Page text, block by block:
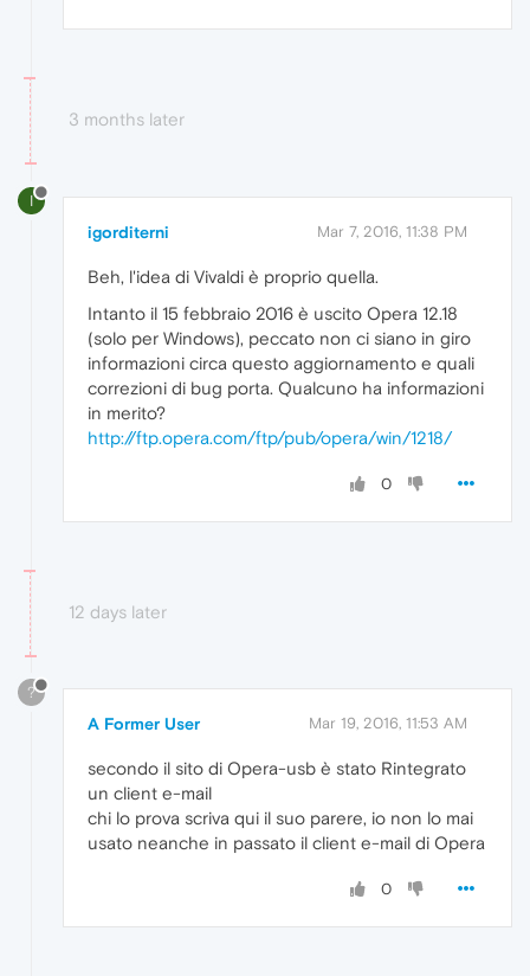
3 months later
I
igorditerni Mar 7, 2016, 11:38 PM
Beh, l'idea di Vivaldi è proprio quella.
Intanto il 15 febbraio 2016 è uscito Opera 12.18
(solo per Windows), peccato non ci siano in giro
informazioni circa questo aggiornamento e quali
correzioni di bug porta. Qualcuno ha informazioni
in merito?
http://ftp.opera.com/ftp/pub/opera/win/1218/
0
12 days later
?
A Former User Mar 19, 2016, 11:53 AM
secondo il sito di Opera-usb è stato Rintegrato
un client e-mail
chi lo prova scriva qui il suo parere, io non lo mai
usato neanche in passato il client e-mail di Opera
0